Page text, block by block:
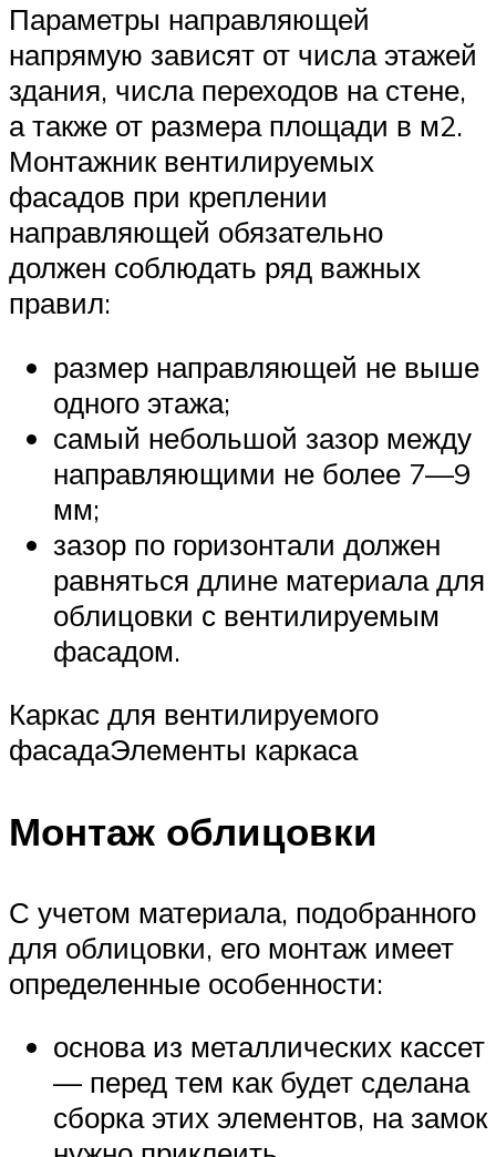
Параметры направляющей
напрямую зависят от числа этажей
здания, числа переходов на стене,
а также от размера площади в м2.
Монтажник вентилируемых
фасадов при креплении
направляющей обязательно
должен соблюдать ряд важных
правил:
размер направляющей не выше
одного этажа;
самый небольшой зазор между
направляющими не более 7—9
мм;
зазор по горизонтали должен
равняться длине материала для
облицовки с вентилируемым
фасадом.
Каркас для вентилируемого
фасадаЭлементы каркаса
Монтаж облицовки
С учетом материала, подобранного
для облицовки, его монтаж имеет
определенные особенности:
основа из металлических кассет
— перед тем как будет сделана
сборка этих элементов, на замок